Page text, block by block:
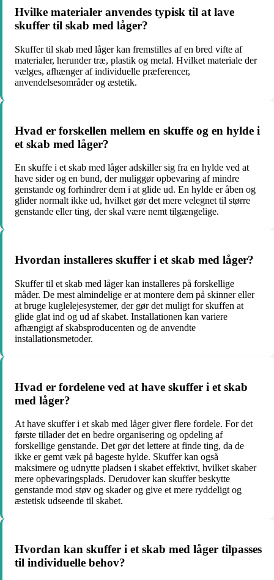
Hvilke materialer anvendes typisk til at lave
skuffer til skab med låger?
Skuffer til skab med låger kan fremstilles af en bred vifte af
materialer, herunder træ, plastik og metal. Hvilket materiale der
vælges, afhænger af individuelle præferencer,
anvendelsesområder og æstetik.
Hvad er forskellen mellem en skuffe og en hylde i
et skab med låger?
En skuffe i et skab med låger adskiller sig fra en hylde ved at
have sider og en bund, der muliggør opbevaring af mindre
genstande og forhindrer dem i at glide ud. En hylde er åben og
glider normalt ikke ud, hvilket gør det mere velegnet til større
genstande eller ting, der skal være nemt tilgængelige.
Hvordan installeres skuffer i et skab med låger?
Skuffer til et skab med låger kan installeres på forskellige
måder. De mest almindelige er at montere dem på skinner eller
at bruge kuglelejesystemer, der gør det muligt for skuffen at
glide glat ind og ud af skabet. Installationen kan variere
afhængigt af skabsproducenten og de anvendte
installationsmetoder.
Hvad er fordelene ved at have skuffer i et skab
med låger?
At have skuffer i et skab med låger giver flere fordele. For det
første tillader det en bedre organisering og opdeling af
forskellige genstande. Det gør det lettere at finde ting, da de
ikke er gemt væk på bageste hylde. Skuffer kan også
maksimere og udnytte pladsen i skabet effektivt, hvilket skaber
mere opbevaringsplads. Derudover kan skuffer beskytte
genstande mod støv og skader og give et mere ryddeligt og
æstetisk udseende til skabet.
Hvordan kan skuffer i et skab med låger tilpasses
til individuelle behov?